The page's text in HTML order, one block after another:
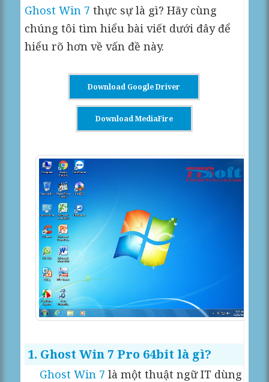
Ghost Win 7 thực sự là gì? Hãy cùng
chúng tôi tìm hiểu bài viết dưới đây để
hiểu rõ hơn về vấn đề này.
Download Google Driver
Download MediaFire
1. Ghost Win 7 Pro 64bit là gì?
Ghost Win 7 là một thuật ngữ IT dùng